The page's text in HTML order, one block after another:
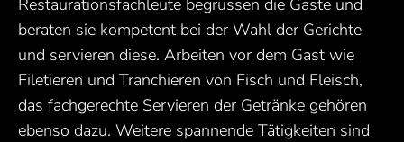
Restaurationsfachleute begrüssen die Gäste und
beraten sie kompetent bei der Wahl der Gerichte
und servieren diese. Arbeiten vor dem Gast wie
Filetieren und Tranchieren von Fisch und Fleisch,
das fachgerechte Servieren der Getränke gehören
ebenso dazu. Weitere spannende Tätigkeiten sind